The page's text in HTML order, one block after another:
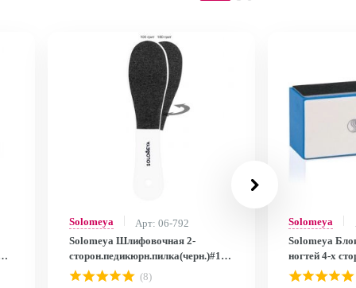
Solomeya
Арт: 06-792
Solomeya Шлифовочная 2-
сторон.педикюрн.пилка(черн.)#100/180Personal
Gadget Black Pedicure Nail FileС8
(8)
Solomeya
Solomeya
ногтей 4-х
Buffer 1510